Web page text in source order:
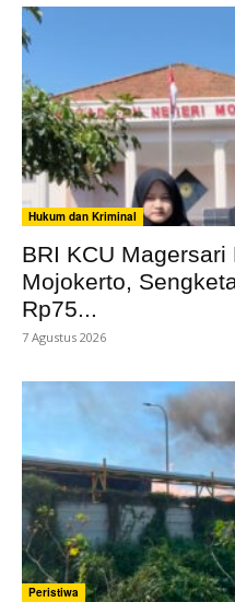
Hukum dan Kriminal
BRI KCU Magersari
Mojokerto,
Rp75...
7 Agustus 2026
Peristiwa